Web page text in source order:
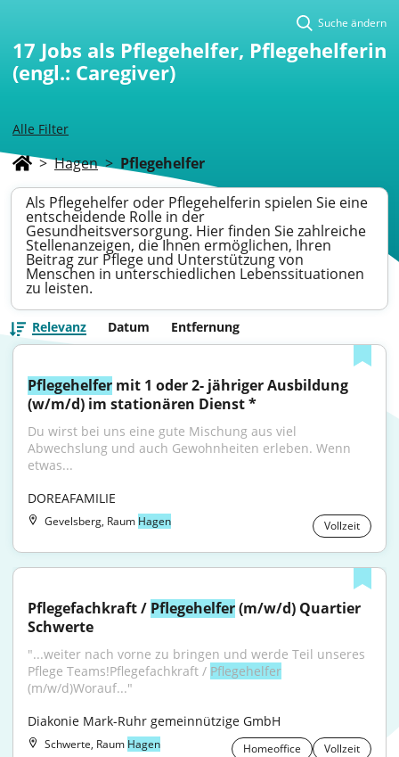
Alle Filter
Suche ändern
17 Jobs als Pflegehelfer, Pflegehelferin
(engl.: Caregiver)
> Hagen > Pflegehelfer
Als Pflegehelfer oder Pflegehelferin spielen Sie eine
entscheidende Rolle in der
Gesundheitsversorgung. Hier finden Sie zahlreiche
Stellenanzeigen, die Ihnen ermöglichen, Ihren
Beitrag zur Pflege und Unterstützung von
Menschen in unterschiedlichen Lebenssituationen
zu leisten.
Relevanz Datum Entfernung
Pflegehelfer mit 1 oder 2- jähriger Ausbildung
(w/m/d) im stationären Dienst *
Du wirst bei uns eine gute Mischung aus viel
Abwechslung und auch Gewohnheiten erleben. Wenn
etwas...
DOREAFAMILIE
Gevelsberg, Raum Hagen Vollzeit
Pflegefachkraft / Pflegehelfer (m/w/d) Quartier
Schwerte
"...weiter nach vorne zu bringen und werde Teil unseres
Pflege Teams!Pflegefachkraft / Pflegehelfer
(m/w/d)Worauf..."
Diakonie Mark-Ruhr gemeinnützige GmbH
Schwerte, Raum Hagen Homeoffice
Vollzeit